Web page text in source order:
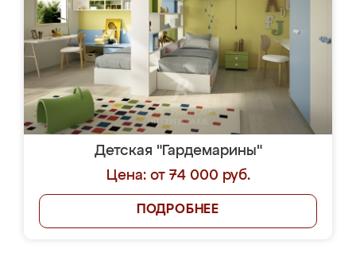
Детская "Гардемарины"
Цена: от 74 000 руб.
ПОДРОБНЕЕ